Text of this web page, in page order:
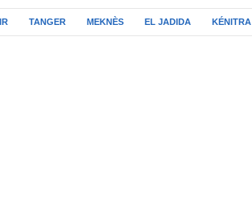
TANGER MEKNÈS EL JADIDA KÉNITRA